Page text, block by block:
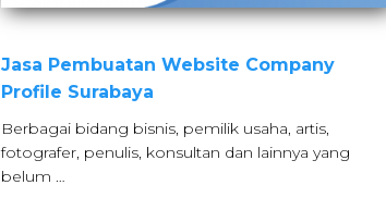
Jasa Pembuatan Website Company
Profile Surabaya
Berbagai bidang bisnis, pemilik usaha, artis,
fotografer, penulis, konsultan dan lainnya yang
belum …